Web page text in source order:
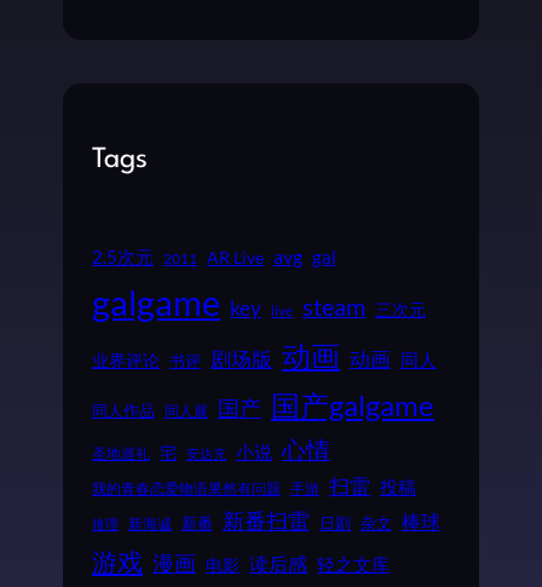
Tags
2.5次元 2011 AR Live avg gal
galgame key live steam 三次元
业界评论 书评 剧场版 动画 动画 同人
同人作品 同人展 国产 国产galgame
圣地巡礼 宅 安达充 小说 心情
我的青春恋爱物语果然有问题 手游 扫雷 投稿
推理 新海诚 新番 新番扫雷 日剧 杂文 棒球
游戏 漫画 电影 读后感 轻之文库